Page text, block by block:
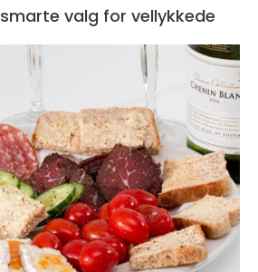
valg for vellykkede